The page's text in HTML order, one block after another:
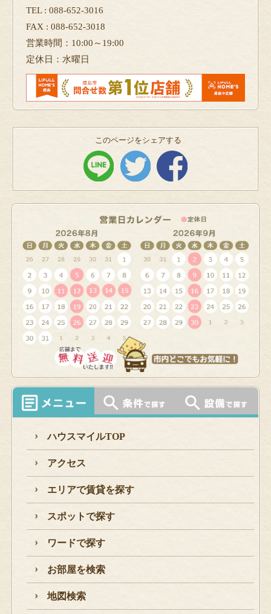
TEL : 088-652-3016
FAX : 088-652-3018
営業時間：10:00～19:00
定休日：水曜日
このページをシェアする
ハウスマイルTOP
アクセス
エリアで賃貸を探す
スポットで探す
ワードで探す
お部屋を検索
地図検索